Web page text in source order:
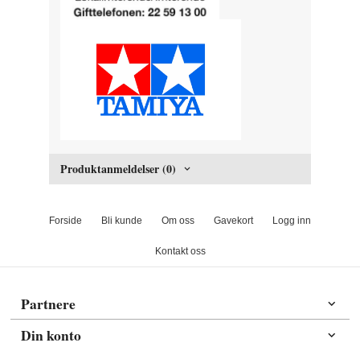
Produktanmeldelser (0)
Forside Bli kunde Om oss Gavekort Logg inn
Kontakt oss
Partnere
Din konto